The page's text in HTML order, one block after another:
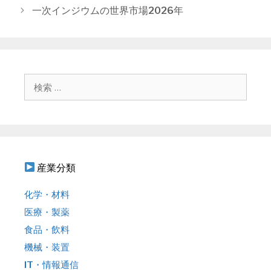
稿
一次インジウムの世界市場2026年
産業分類
化学・材料
医療・製薬
食品・飲料
機械・装置
IT・情報通信